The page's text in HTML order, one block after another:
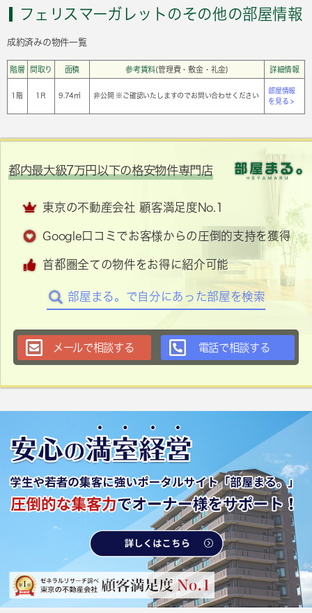
フェリスマーガレットのその他の部屋情報
成約済みの物件一覧
階層 間取り 面積 参考賃料(管理費・敷金・礼金) 詳細情報
1階 1Ｒ 9.74㎡ 非公開 ※ご確認いたしますのでお問い合わせください
部屋情報
を見る >
都内最大級7万円以下の格安物件専門店
東京の不動産会社 顧客満足度No.1
Google口コミでお客様からの圧倒的支持を獲得
首都圏全ての物件をお得に紹介可能
部屋まる。で自分にあった部屋を検索
メールで相談する 電話で相談する